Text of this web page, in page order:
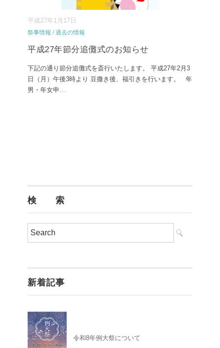
平成27年1月17日
祭事情報 / 過去の情報
平成27年節分追儺式のお知らせ
下記の通り節分追儺式を斎行いたします。 平成27年2月3
日（月）午後3時より 豆撒き後、福引きを行います。 年
男・年女申 ...
検 索
新着記事
令和8年例大祭について